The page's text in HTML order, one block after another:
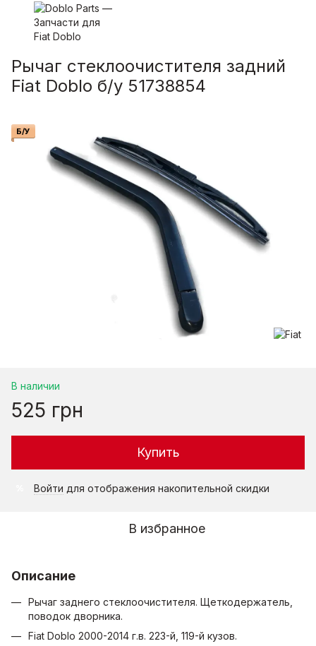
Рычаг стеклоочистителя задний
Fiat Doblо б/у 51738854
Б/У
В наличии
525 грн
Купить
Войти для отображения накопительной скидки
В избранное
Описание
Рычаг заднего стеклоочистителя. Щеткодержатель,
поводок дворника.
Fiat Doblo 2000-2014 г.в. 223-й, 119-й кузов.